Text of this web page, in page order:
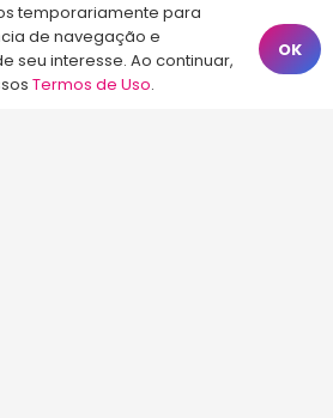
Pinto, 212 – Centro
SC, 88010-420
temporariamente para
de navegação e
seu interesse. Ao continuar,
Termos de Uso.
OK